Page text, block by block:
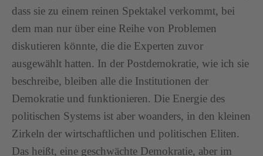
dass sie zu einem reinen Spektakel verkommt, bei
dem man nur über eine Reihe von Problemen
diskutieren könnte, die die Experten zuvor
ausgewählt hatten. In der Postdemokratie, wie ich sie
beschreibe, bleiben alle die Institutionen der
Demokratie und funktionieren. Die Energie des
politischen Systems ist aber woanders, in den kleinen
Zirkeln der wirtschaftlichen und politischen Eliten.
Das heißt, eine geschwächte Demokratie, aber im